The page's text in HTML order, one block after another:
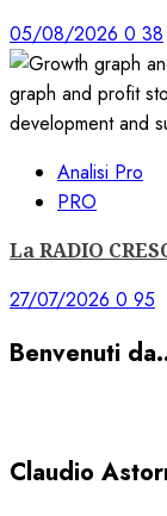
05/08/2026 0 38
Analisi Pro
PRO
La RADIO
27/07/2026 0 95
Benvenuti
Claudio